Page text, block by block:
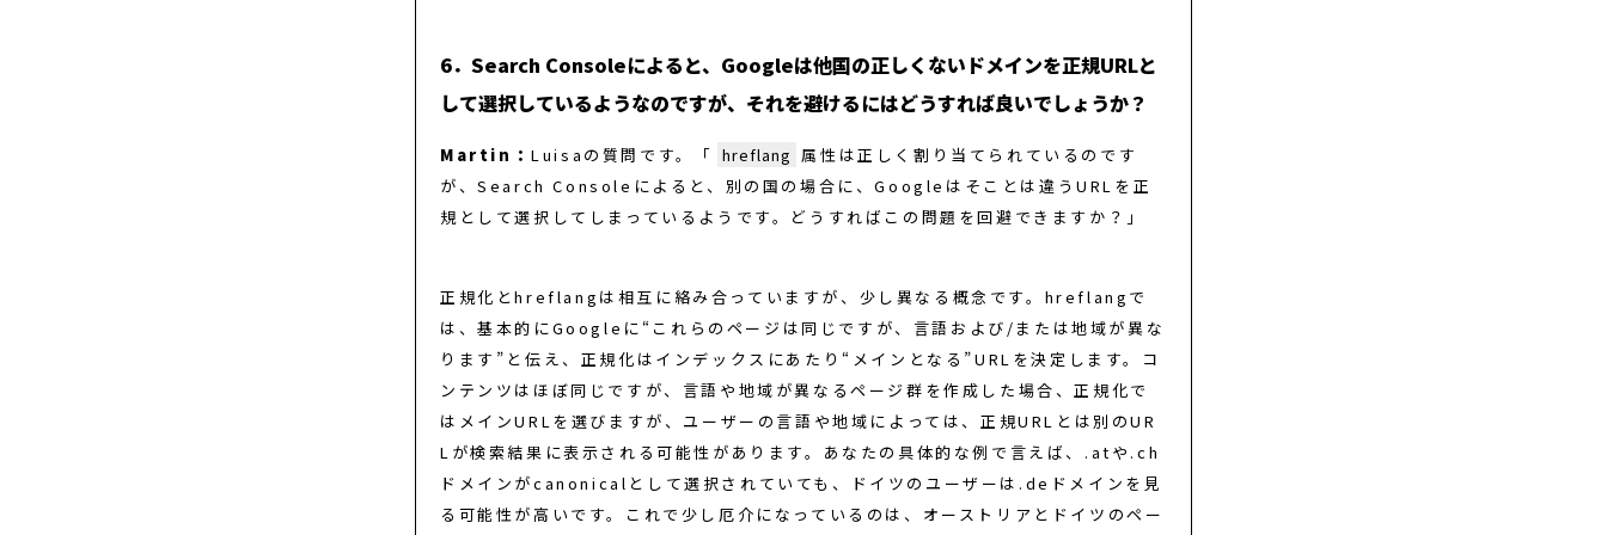
6．Search Consoleによると、Googleは他国の正しくないドメインを正規URLと
して選択しているようなのですが、それを避けるにはどうすれば良いでしょうか？
Martin：Luisaの質問です。「 hreflang 属性は正しく割り当てられているのです
が、Search Consoleによると、別の国の場合に、Googleはそことは違うURLを正
規として選択してしまっているようです。どうすればこの問題を回避できますか？」
正規化とhreflangは相互に絡み合っていますが、少し異なる概念です。hreflangで
は、基本的にGoogleに“これらのページは同じですが、言語および/または地域が異な
ります”と伝え、正規化はインデックスにあたり“メインとなる”URLを決定します。コ
ンテンツはほぼ同じですが、言語や地域が異なるページ群を作成した場合、正規化で
はメインURLを選びますが、ユーザーの言語や地域によっては、正規URLとは別のUR
Lが検索結果に表示される可能性があります。あなたの具体的な例で言えば、.atや.ch
ドメインがcanonicalとして選択されていても、ドイツのユーザーは.deドメインを見
る可能性が高いです。これで少し厄介になっているのは、オーストリアとドイツのペー